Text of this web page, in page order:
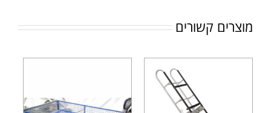
מוצרים קשורים